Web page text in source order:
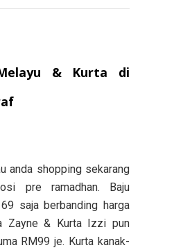
& Kurta di
anda shopping sekarang
pre ramadhan. Baju
saja berbanding harga
Zayne & Kurta Izzi pun
RM99 je. Kurta kanak-